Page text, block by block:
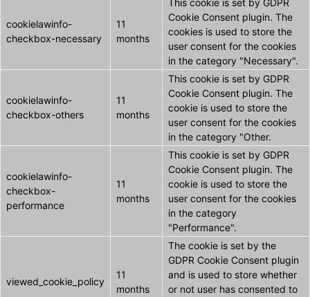
cookielawinfo-
checkbox-necessary
11
months
This cookie is set by GDPR
Cookie Consent plugin. The
cookies is used to store the
user consent for the cookies
in the category "Necessary".
cookielawinfo-
checkbox-others
11
months
This cookie is set by GDPR
Cookie Consent plugin. The
cookie is used to store the
user consent for the cookies
in the category "Other.
cookielawinfo-
checkbox-
performance
11
months
This cookie is set by GDPR
Cookie Consent plugin. The
cookie is used to store the
user consent for the cookies
in the category
"Performance".
viewed_cookie_policy
11
months
The cookie is set by the
GDPR Cookie Consent plugin
and is used to store whether
or not user has consented to